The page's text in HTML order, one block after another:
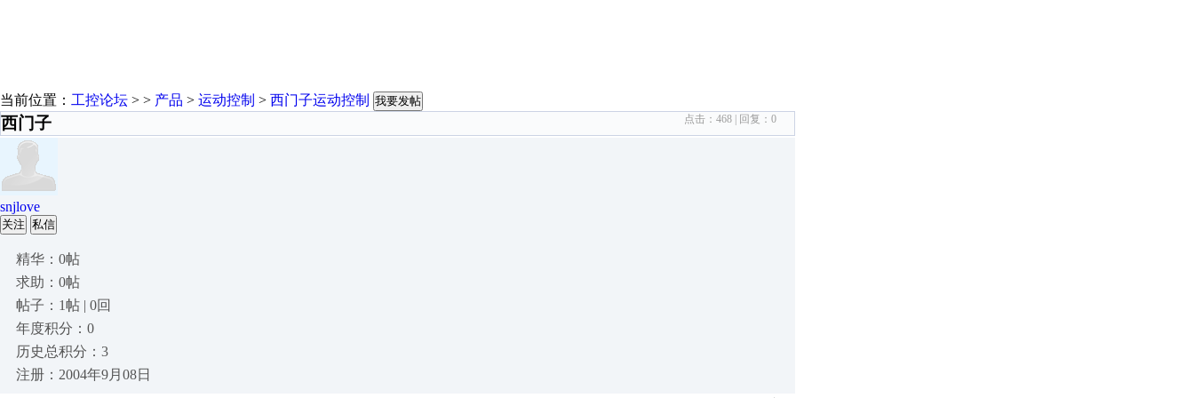
当前位置： 工控论坛 > > 产品 > 运动控制 > 西门子运动控制 我要发帖
西门子 点击： 468 | 回复： 0
snjlove
关注 私信
精华：0帖
求助：0帖
帖子：1帖 | 0回
年度积分：0
历史总积分：3
注册：2004年9月08日